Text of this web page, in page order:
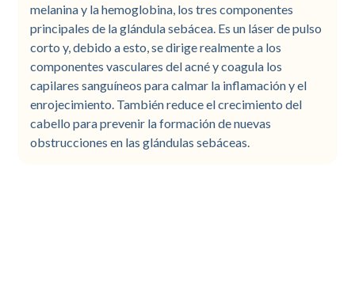
melanina y la hemoglobina, los tres componentes
principales de la glándula sebácea. Es un láser de pulso
corto y, debido a esto, se dirige realmente a los
componentes vasculares del acné y coagula los
capilares sanguíneos para calmar la inflamación y el
enrojecimiento. También reduce el crecimiento del
cabello para prevenir la formación de nuevas
obstrucciones en las glándulas sebáceas.